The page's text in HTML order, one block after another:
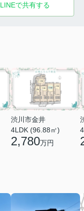
LINEで共有する
渋川市金井
4LDK (96.88㎡)
2,780万円